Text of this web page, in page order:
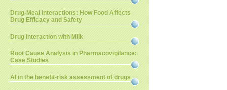
Drug-Meal Interactions: How Food Affects
Drug Efficacy and Safety
Drug Interaction with Milk
Root Cause Analysis in Pharmacovigilance:
Case Studies
AI in the benefit-risk assessment of drugs